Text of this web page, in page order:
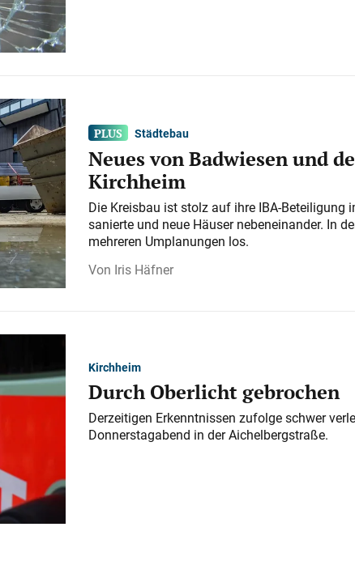
Städtebau
Neues von Badwiesen und
Kirchheim
Die Kreisbau ist stolz auf ihre IBA-Beteiligung
sanierte und neue Häuser nebeneinander. In
mehreren Umplanungen los.
Iris Häfner
Kirchheim
Durch Oberlicht gebrochen
Derzeitigen Erkenntnissen zufolge schwer
Donnerstagabend in der Aichelbergstraße.